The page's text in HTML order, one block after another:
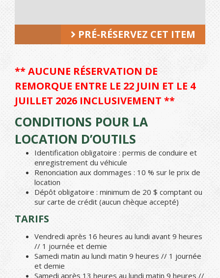
PRÉ-RÉSERVEZ CET ITEM
** AUCUNE RÉSERVATION DE
REMORQUE ENTRE LE 22 JUIN ET LE 4
JUILLET 2026 INCLUSIVEMENT **
CONDITIONS POUR LA
LOCATION D’OUTILS
Identification obligatoire : permis de conduire et
enregistrement du véhicule
Renonciation aux dommages : 10 % sur le prix de
location
Dépôt obligatoire : minimum de 20 $ comptant ou
sur carte de crédit (aucun chèque accepté)
TARIFS
Vendredi après 16 heures au lundi avant 9 heures
// 1 journée et demie
Samedi matin au lundi matin 9 heures // 1 journée
et demie
Samedi après 13 heures au lundi matin 9 heures //